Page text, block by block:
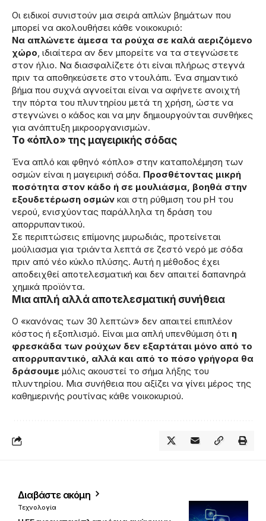
Οι ειδικοί συνιστούν μια σειρά απλών βημάτων που
μπορεί να ακολουθήσει κάθε νοικοκυριό:
Να απλώνετε άμεσα τα ρούχα σε καλά αεριζόμενο
χώρο , ιδιαίτερα αν δεν μπορείτε να τα στεγνώσετε
στον ήλιο. Να διασφαλίζετε ότι είναι πλήρως στεγνά
πριν τα αποθηκεύσετε στο ντουλάπι. Ένα σημαντικό
βήμα που συχνά αγνοείται είναι να αφήνετε ανοιχτή
την πόρτα του πλυντηρίου μετά τη χρήση, ώστε να
στεγνώνει ο κάδος και να μην δημιουργούνται συνθήκες
για ανάπτυξη μικροοργανισμών.
Το «όπλο» της μαγειρικής σόδας
Ένα απλό και φθηνό «όπλο» στην καταπολέμηση των
οσμών είναι η μαγειρική σόδα. Προσθέτοντας μικρή
ποσότητα στον κάδο ή σε μουλιάσμα, βοηθά στην
εξουδετέρωση οσμών και στη ρύθμιση του pH του
νερού, ενισχύοντας παράλληλα τη δράση του
απορρυπαντικού.
Σε περιπτώσεις επίμονης μυρωδιάς, προτείνεται
μούλιασμα για τριάντα λεπτά σε ζεστό νερό με σόδα
πριν από νέο κύκλο πλύσης. Αυτή η μέθοδος έχει
αποδειχθεί αποτελεσματική και δεν απαιτεί δαπανηρά
χημικά προϊόντα.
Μια απλή αλλά αποτελεσματική συνήθεια
Ο «κανόνας των 30 λεπτών» δεν απαιτεί επιπλέον
κόστος ή εξοπλισμό. Είναι μια απλή υπενθύμιση ότι η
φρεσκάδα των ρούχων δεν εξαρτάται μόνο από το
απορρυπαντικό, αλλά και από το πόσο γρήγορα θα
δράσουμε μόλις ακουστεί το σήμα λήξης του
πλυντηρίου. Μια συνήθεια που αξίζει να γίνει μέρος της
καθημερινής ρουτίνας κάθε νοικοκυριού.
Διαβάστε ακόμη
Τεχνολογία